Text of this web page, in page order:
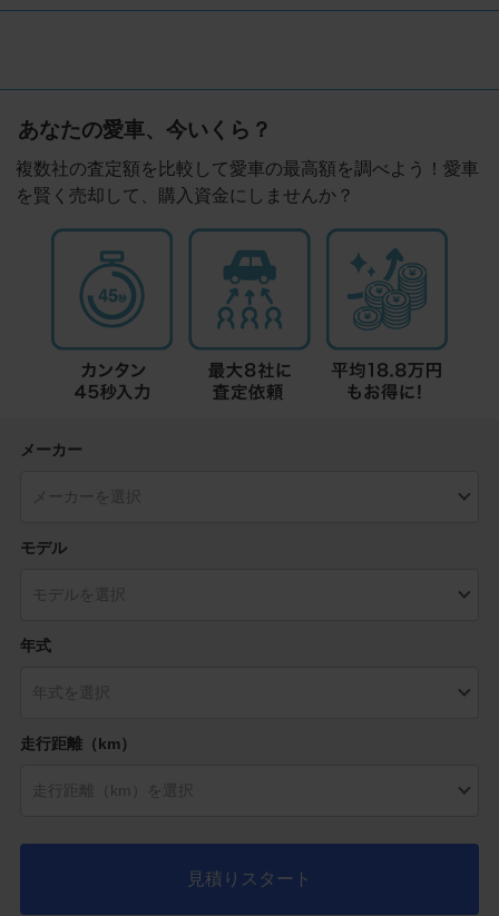
あなたの愛車、今いくら？
複数社の査定額を比較して愛車の最高額を調べよう！愛車
を賢く売却して、購入資金にしませんか？
メーカー
モデル
年式
走行距離（km）
見積りスタート